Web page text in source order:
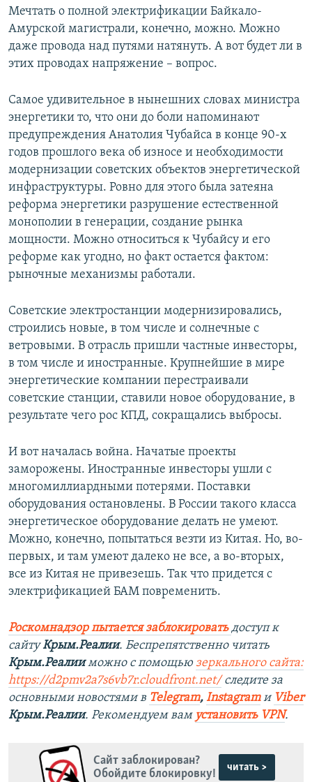
Мечтать о полной электрификации Байкало-
Амурской магистрали, конечно, можно. Можно
даже провода над путями натянуть. А вот будет ли в
этих проводах напряжение – вопрос.
Самое удивительное в нынешних словах министра
энергетики то, что они до боли напоминают
предупреждения Анатолия Чубайса в конце 90-х
годов прошлого века об износе и необходимости
модернизации советских объектов энергетической
инфраструктуры. Ровно для этого была затеяна
реформа энергетики разрушение естественной
монополии в генерации, создание рынка
мощности. Можно относиться к Чубайсу и его
реформе как угодно, но факт остается фактом:
рыночные механизмы работали.
Советские электростанции модернизировались,
строились новые, в том числе и солнечные с
ветровыми. В отрасль пришли частные инвесторы,
в том числе и иностранные. Крупнейшие в мире
энергетические компании перестраивали
советские станции, ставили новое оборудование, в
результате чего рос КПД, сокращались выбросы.
И вот началась война. Начатые проекты
заморожены. Иностранные инвесторы ушли с
многомиллиардными потерями. Поставки
оборудования остановлены. В России такого класса
энергетическое оборудование делать не умеют.
Можно, конечно, попытаться везти из Китая. Но, во-
первых, и там умеют далеко не все, а во-вторых,
все из Китая не привезешь. Так что придется с
электрификацией БАМ повременить.
Роскомнадзор пытается заблокировать доступ к
сайтуКрым.Реалии. Беспрепятственно читать
Крым.Реалииможно с помощью зеркального сайта:
https://d2pmv2a7s6vb7r.cloudfront.net/ следите за
основными новостями в Telegram, Instagramи Viber
Крым.Реалии. Рекомендуем вам установить VPN.
Сайт заблокирован?
Обойдите блокировку!
читать >